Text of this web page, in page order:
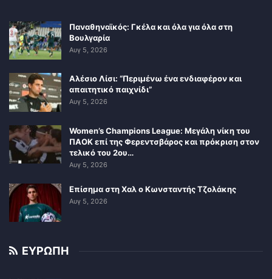
Παναθηναϊκός: Γκέλα και όλα για όλα στη
Βουλγαρία
Αυγ 5, 2026
Αλέσιο Λίσι: “Περιμένω ένα ενδιαφέρον και
απαιτητικό παιχνίδι”
Αυγ 5, 2026
Women’s Champions League: Μεγάλη νίκη του
ΠΑΟΚ επί της Φερεντσβάρος και πρόκριση στον
τελικό του 2ου…
Αυγ 5, 2026
Επίσημα στη Χαλ ο Κωνσταντής Τζολάκης
Αυγ 5, 2026
ΕΥΡΩΠΗ